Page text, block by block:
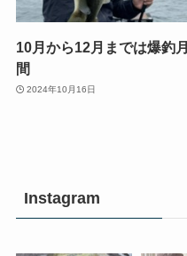
10月から12月までは爆釣月
間
2024年10月16日
Instagram